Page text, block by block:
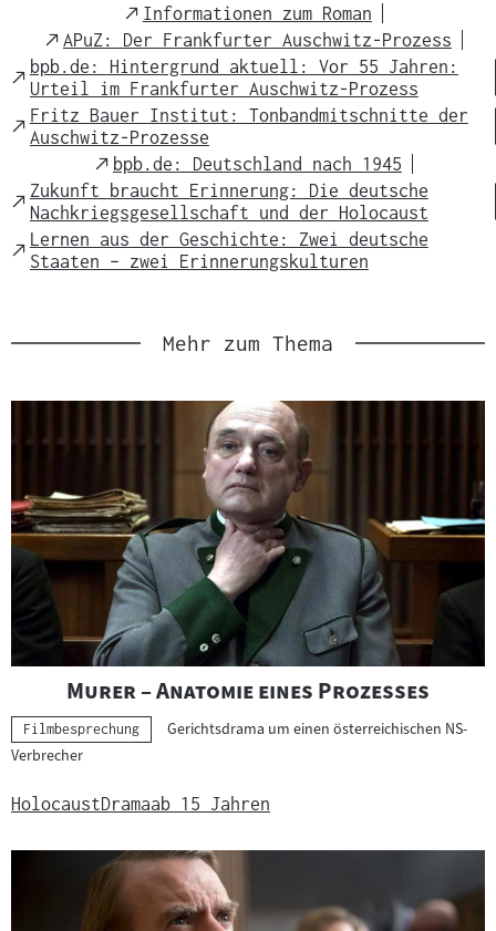
a
t
e
r
i
a
l
:
External
Link
Informationen zum Roman
External
Link
APuZ: Der Frankfurter Auschwitz-Prozess
External
Link
bpb.de: Hintergrund aktuell: Vor 55 Jahren:
Urteil im Frankfurter Auschwitz-Prozess
External
Link
Fritz Bauer Institut: Tonbandmitschnitte der
Auschwitz-Prozesse
External
Link
bpb.de: Deutschland nach 1945
External
Link
Zukunft braucht Erinnerung: Die deutsche
Nachkriegsgesellschaft und der Holocaust
External
Link
Lernen aus der Geschichte: Zwei deutsche
Staaten – zwei Erinnerungskulturen
Mehr zum Thema
"
Murer – Anatomie eines Prozesses
Kategorie:
Filmbesprechung
Gerichtsdrama um einen österreichischen NS-
Verbrecher
HolocaustDramaab 15 Jahren